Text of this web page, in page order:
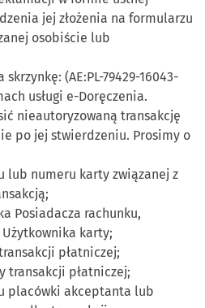
jej złożenia na formularzu
osobiście lub
(AE:PL-79429-16043-
usługi e-Doręczenia.
nieautoryzowaną transakcję
po jej stwierdzeniu. Prosimy o
lub numeru karty związanej z
Posiadacza rachunku,
karty;
płatniczej;
transakcji płatniczej;
placówki akceptanta lub